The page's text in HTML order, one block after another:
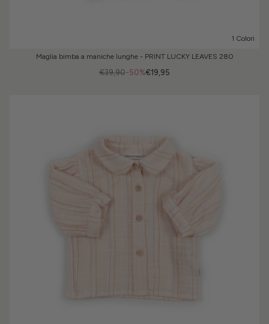
1 Colori
Maglia bimba a maniche lunghe - PRINT LUCKY LEAVES 280
-50%
€39,90 €19,95